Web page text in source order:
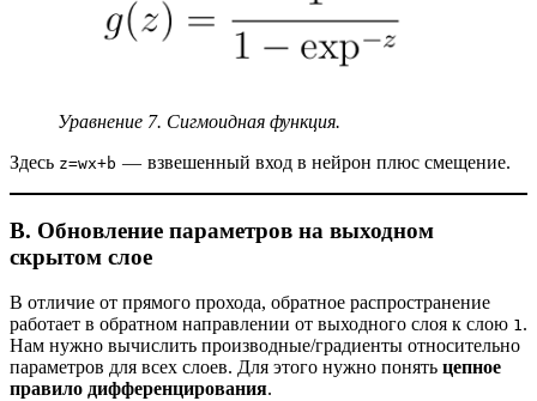
Уравнение 7. Сигмоидная функция.
Здесь z=wx+b — взвешенный вход в нейрон плюс смещение.
B. Обновление параметров на выходном
скрытом слое
В отличие от прямого прохода, обратное распространение
работает в обратном направлении от выходного слоя к слою 1.
Нам нужно вычислить производные/градиенты относительно
параметров для всех слоев. Для этого нужно понять цепное
правило дифференцирования.